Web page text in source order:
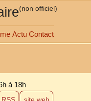
(non officiel)
Actu Contact
à 18h